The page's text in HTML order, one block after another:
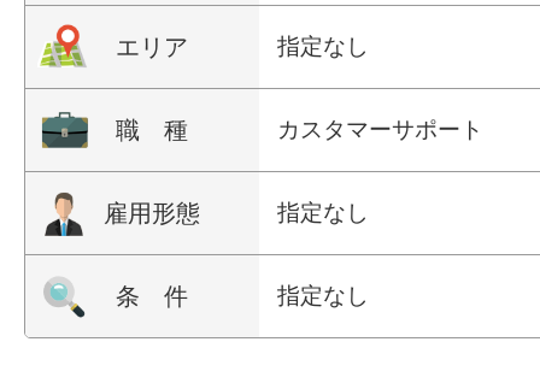
エリア 指定なし
職 種 カスタマーサポート
雇用形態 指定なし
条 件 指定なし